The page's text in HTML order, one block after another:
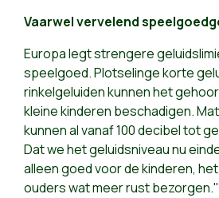
Vaarwel vervelend
Europa legt strengere
speelgoed. Plotselinge korte
rinkelgeluiden kunnen het
kleine kinderen beschadigen.
kunnen al vanaf 100 decibel tot
Dat we het geluidsniveau nu
alleen goed voor de kinderen,
ouders wat meer rust bezorgen."